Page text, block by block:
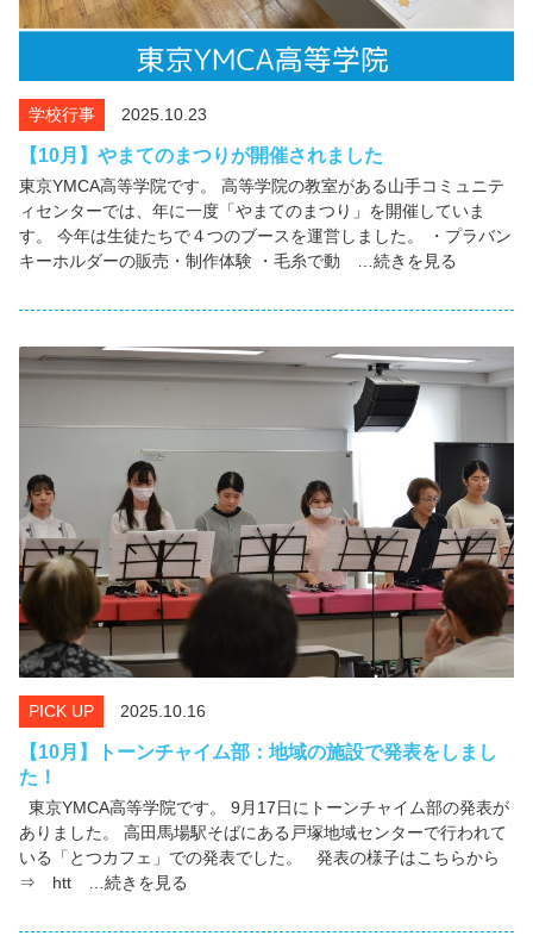
学校行事 2025.10.23
【10月】やまてのまつりが開催されました
東京YMCA高等学院です。 高等学院の教室がある山手コミュニテ
ィセンターでは、年に一度「やまてのまつり」を開催していま
す。 今年は生徒たちで４つのブースを運営しました。 ・プラバン
キーホルダーの販売・制作体験 ・毛糸で動 …続きを見る
PICK UP 2025.10.16
【10月】トーンチャイム部：地域の施設で発表をしまし
た！
東京YMCA高等学院です。 9月17日にトーンチャイム部の発表が
ありました。 高田馬場駅そばにある戸塚地域センターで行われて
いる「とつカフェ」での発表でした。 発表の様子はこちらから
⇒ htt …続きを見る